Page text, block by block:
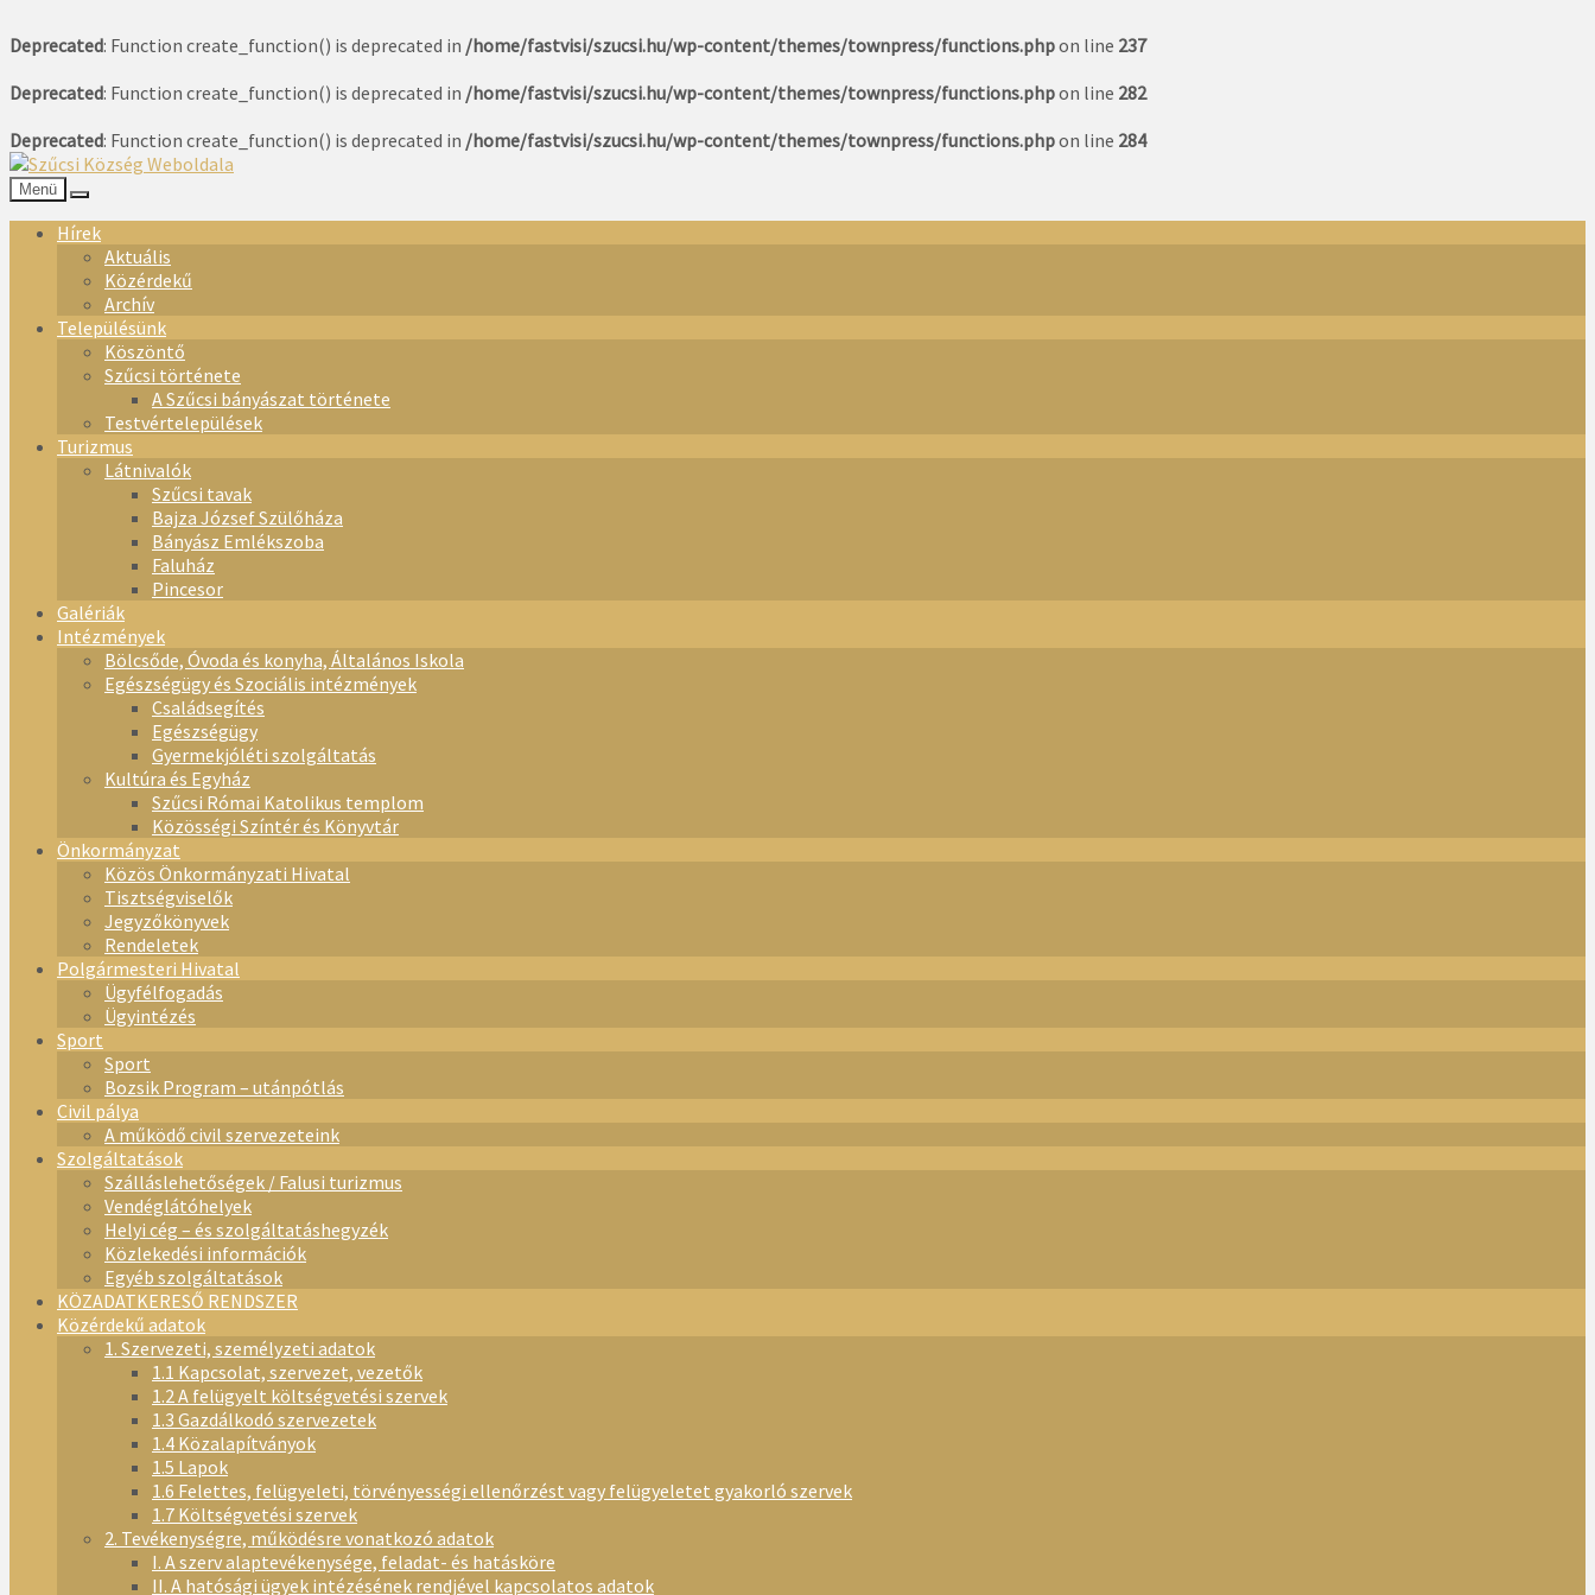
Deprecated: Function create_function() is deprecated in /home/fastvisi/szucsi.hu/wp-content/themes/townpress/functions.phpon line 237
Deprecated: Function create_function() is deprecated in /home/fastvisi/szucsi.hu/wp-content/themes/townpress/functions.phpon line 282
Deprecated: Function create_function() is deprecated in /home/fastvisi/szucsi.hu/wp-content/themes/townpress/functions.phpon line 284
Menü
Hírek
Aktuális
Közérdekű
Archív
Településünk
Köszöntő
Szűcsi története
A Szűcsi bányászat története
Testvértelepülések
Turizmus
Látnivalók
Szűcsi tavak
Bajza József Szülőháza
Bányász Emlékszoba
Faluház
Pincesor
Galériák
Intézmények
Bölcsőde, Óvoda és konyha, Általános Iskola
Egészségügy és Szociális intézmények
Családsegítés
Egészségügy
Gyermekjóléti szolgáltatás
Kultúra és Egyház
Szűcsi Római Katolikus templom
Közösségi Színtér és Könyvtár
Önkormányzat
Közös Önkormányzati Hivatal
Tisztségviselők
Jegyzőkönyvek
Rendeletek
Polgármesteri Hivatal
Ügyfélfogadás
Ügyintézés
Sport
Sport
Bozsik Program – utánpótlás
Civil pálya
A működő civil szervezeteink
Szolgáltatások
Szálláslehetőségek / Falusi turizmus
Vendéglátóhelyek
Helyi cég – és szolgáltatáshegyzék
Közlekedési információk
Egyéb szolgáltatások
KÖZADATKERESŐ RENDSZER
Közérdekű adatok
1. Szervezeti, személyzeti adatok
1.1 Kapcsolat, szervezet, vezetők
1.2 A felügyelt költségvetési szervek
1.3 Gazdálkodó szervezetek
1.4 Közalapítványok
1.5 Lapok
1.6 Felettes, felügyeleti, törvényességi ellenőrzést vagy felügyeletet gyakorló szervek
1.7 Költségvetési szervek
2. Tevékenységre, működésre vonatkozó adatok
I. A szerv alaptevékenysége, feladat- és hatásköre
II. A hatósági ügyek intézésének rendjével kapcsolatos adatok